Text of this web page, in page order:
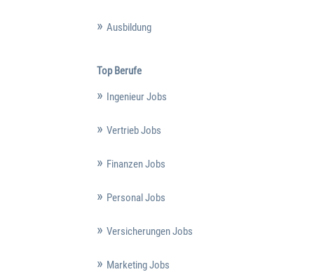
Ausbildung
Top Berufe
Ingenieur Jobs
Vertrieb Jobs
Finanzen Jobs
Personal Jobs
Versicherungen Jobs
Marketing Jobs